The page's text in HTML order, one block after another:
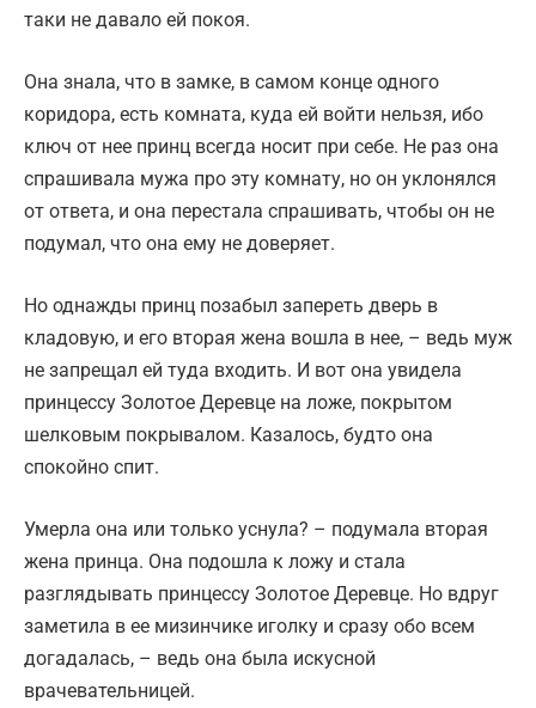
таки не давало ей покоя.
Она знала, что в замке, в самом конце одного
коридора, есть комната, куда ей войти нельзя, ибо
ключ от нее принц всегда носит при себе. Не раз она
спрашивала мужа про эту комнату, но он уклонялся
от ответа, и она перестала спрашивать, чтобы он не
подумал, что она ему не доверяет.
Но однажды принц позабыл запереть дверь в
кладовую, и его вторая жена вошла в нее, – ведь муж
не запрещал ей туда входить. И вот она увидела
принцессу Золотое Деревце на ложе, покрытом
шелковым покрывалом. Казалось, будто она
спокойно спит.
Умерла она или только уснула? – подумала вторая
жена принца. Она подошла к ложу и стала
разглядывать принцессу Золотое Деревце. Но вдруг
заметила в ее мизинчике иголку и сразу обо всем
догадалась, – ведь она была искусной
врачевательницей.